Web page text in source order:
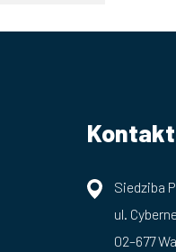
Kontakt
Siedziba
ul.
02–677